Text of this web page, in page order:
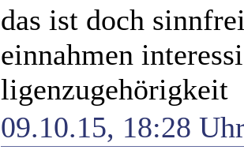
das ist doch
einnahmen
ligenzugehörigkeit
09.10.15, 18:28